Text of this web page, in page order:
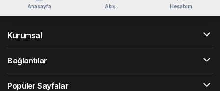
Anasayfa Akış Hesabım
Kurumsal
Bağlantılar
Popüler Sayfalar